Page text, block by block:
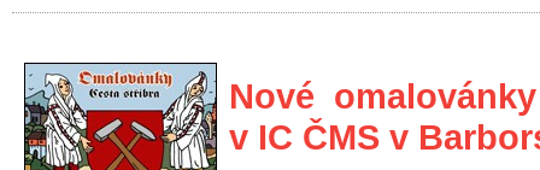
Nové
v IC ČMS v